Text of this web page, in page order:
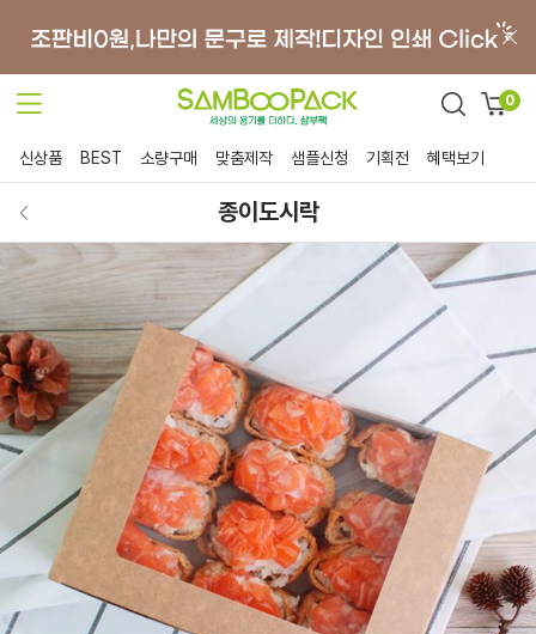
0
신상품 BEST 소량구매 맞춤제작 샘플신청 기획전 혜택보기
종이도시락